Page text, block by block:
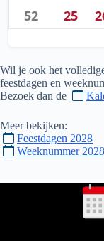
52
25
Wil je ook het
feestdagen en
Bezoek dan de
Meer bekijken:
Feestdagen 2028
Weeknummer 2028